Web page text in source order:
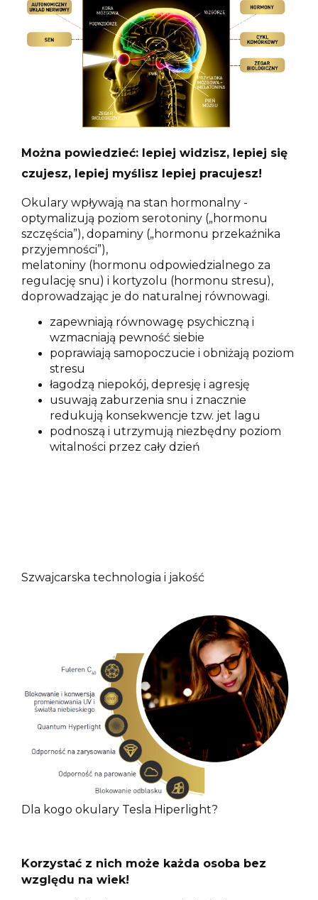
Można powiedzieć: lepiej widzisz, lepiej się
czujesz, lepiej myślisz lepiej pracujesz!
Okulary wpływają na stan hormonalny -
optymalizują poziom serotoniny („hormonu
szczęścia”), dopaminy („hormonu przekaźnika
przyjemności”),
melatoniny (hormonu odpowiedzialnego za
regulację snu) i kortyzolu (hormonu stresu),
doprowadzając je do naturalnej równowagi.
zapewniają równowagę psychiczną i
wzmacniają pewność siebie
poprawiają samopoczucie i obniżają poziom
stresu
łagodzą niepokój, depresję i agresję
usuwają zaburzenia snu i znacznie
redukują konsekwencje tzw. jet lagu
podnoszą i utrzymują niezbędny poziom
witalności przez cały dzień
Szwajcarska technologia i jakość
Dla kogo okulary Tesla Hiperlight?
Korzystać z nich może każda osoba bez
względu na wiek!